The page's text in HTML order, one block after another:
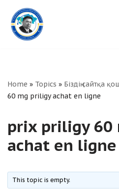
Skip
to
Home » Topics » Біздің сайтқа
60 mg priligy achat en ligne
prix priligy 60
achat en ligne
This topic is empty.